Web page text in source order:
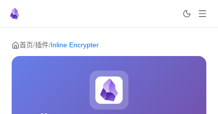
Skip to content
首页/插件/Inline Encrypter